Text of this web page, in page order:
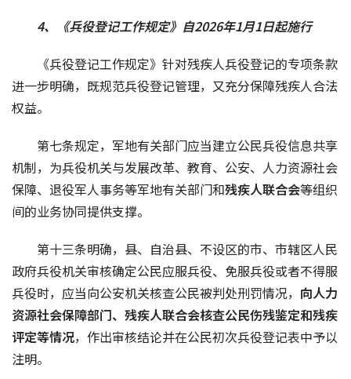
4、《兵役登记工作规定》自2026年1月1日起施行
《兵役登记工作规定》针对残疾人兵役登记的专项条款
进一步明确，既规范兵役登记管理，又充分保障残疾人合法
权益。
第七条规定，军地有关部门应当建立公民兵役信息共享
机制，为兵役机关与发展改革、教育、公安、人力资源社会
保障、退役军人事务等军地有关部门和残疾人联合会等组织
间的业务协同提供支撑。
第十三条明确，县、自治县、不设区的市、市辖区人民
政府兵役机关审核确定公民应服兵役、免服兵役或者不得服
兵役时，应当向公安机关核查公民被判处刑罚情况， 向人力
资源社会保障部门、残疾人联合会核查公民伤残鉴定和残疾
评定等情况，作出审核结论并在公民初次兵役登记表中予以
注明。